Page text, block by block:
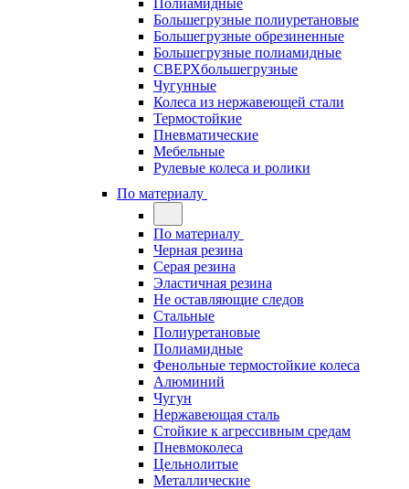
Полиамидные
Большегрузные полиуретановые
Большегрузные обрезиненные
Большегрузные полиамидные
СВЕРХбольшегрузные
Чугунные
Колеса из нержавеющей стали
Термостойкие
Пневматические
Мебельные
Рулевые колеса и ролики
По материалу
По материалу
Черная резина
Серая резина
Эластичная резина
Не оставляющие следов
Стальные
Полиуретановые
Полиамидные
Фенольные термостойкие колеса
Алюминий
Чугун
Нержавеющая сталь
Стойкие к агрессивным средам
Пневмоколеса
Цельнолитые
Металлические